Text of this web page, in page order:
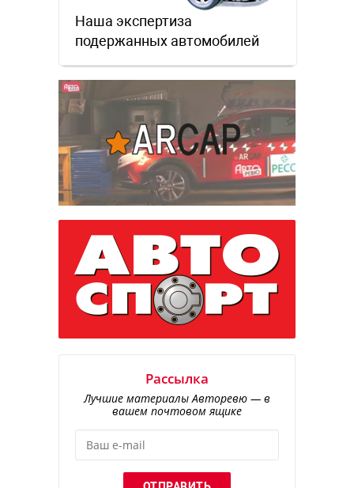
Наша экспертиза
подержанных автомобилей
Рассылка
Лучшие материалы Авторевю — в
вашем почтовом ящике